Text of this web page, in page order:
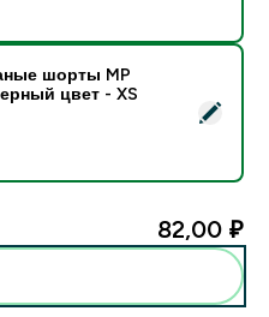
MP Training — черный
шорты MP
цвет - XS
82,00 ₽‎